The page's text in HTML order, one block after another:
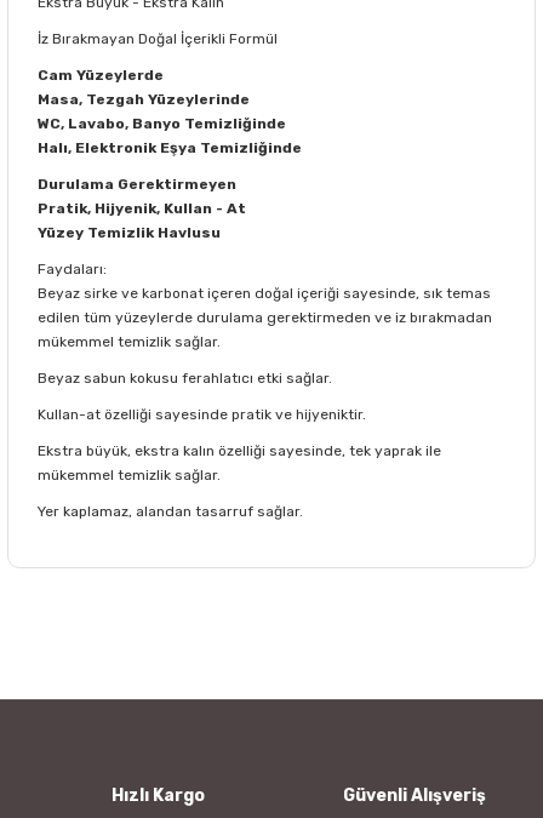
İz Bırakmayan Doğal İçerikli Formül
Cam Yüzeylerde
Masa, Tezgah Yüzeylerinde
WC, Lavabo, Banyo Temizliğinde
Halı, Elektronik Eşya Temizliğinde
Durulama Gerektirmeyen
Pratik, Hijyenik, Kullan - At
Yüzey Temizlik Havlusu
Faydaları:
Beyaz sirke ve karbonat içeren doğal içeriği sayesinde, sık temas
edilen tüm yüzeylerde durulama gerektirmeden ve iz bırakmadan
mükemmel temizlik sağlar.
Beyaz sabun kokusu ferahlatıcı etki sağlar.
Kullan-at özelliği sayesinde pratik ve hijyeniktir.
Ekstra büyük, ekstra kalın özelliği sayesinde, tek yaprak ile
mükemmel temizlik sağlar.
Yer kaplamaz, alandan tasarruf sağlar.
Ürün bilgilerinde hatalar bulunuyor.
Hızlı Kargo Güvenli Alışveriş